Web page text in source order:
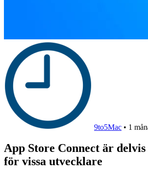
9to5Mac • 1
App Store Connect är
för vissa utvecklare